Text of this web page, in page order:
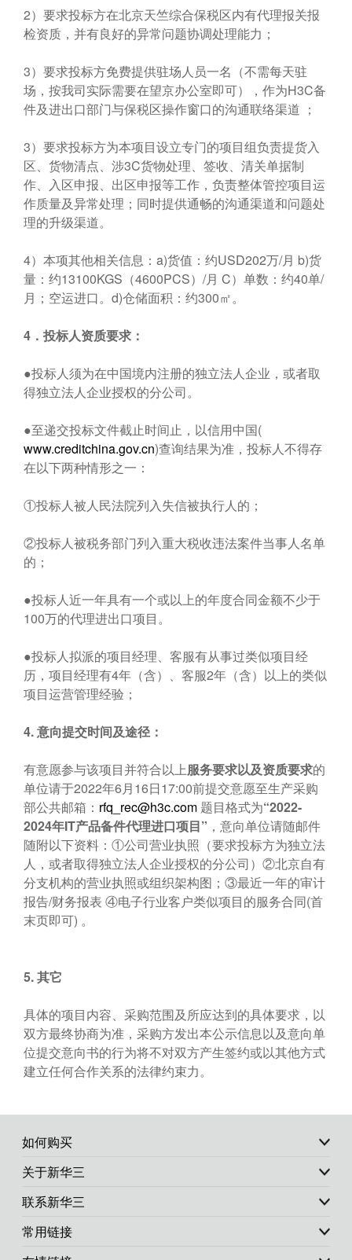
2）要求投标方在北京天竺综合保税区内有代理报关报
检资质，并有良好的异常问题协调处理能力；
3）要求投标方免费提供驻场人员一名（不需每天驻
场，按我司实际需要在望京办公室即可），作为H3C备
件及进出口部门与保税区操作窗口的沟通联络渠道 ；
3）要求投标方为本项目设立专门的项目组负责提货入
区、货物清点、涉3C货物处理、签收、清关单据制
作、入区申报、出区申报等工作，负责整体管控项目运
作质量及异常处理；同时提供通畅的沟通渠道和问题处
理的升级渠道。
4）本项其他相关信息：a)货值：约USD202万/月 b)货
量：约13100KGS（4600PCS）/月 C）单数：约40单/
月；空运进口。d)仓储面积：约300㎡。
4 ．投标人资质要求：
●投标人须为在中国境内注册的独立法人企业，或者取
得独立法人企业授权的分公司。
●至递交投标文件截止时间止，以信用中国(
www.creditchina.gov.cn)查询结果为准，投标人不得存
在以下两种情形之一：
①投标人被人民法院列入失信被执行人的；
②投标人被税务部门列入重大税收违法案件当事人名单
的；
●投标人近一年具有一个或以上的年度合同金额不少于
100万的代理进出口项目。
●投标人拟派的项目经理、客服有从事过类似项目经
历，项目经理有4年（含）、客服2年（含）以上的类似
项目运营管理经验；
4.意向提交时间及途径：
有意愿参与该项目并符合以上服务要求以及资质要求的
单位请于2022年6月16日17:00前提交意愿至生产采购
部公共邮箱： rfq_rec@h3c.com 题目格式为“2022-
2024年IT产品备件代理进口项目” ，意向单位请随邮件
随附以下资料：①公司营业执照（要求投标方为独立法
人，或者取得独立法人企业授权的分公司）②北京自有
分支机构的营业执照或组织架构图；③最近一年的审计
报告/财务报表 ④电子行业客户类似项目的服务合同(首
末页即可) 。
5.其它
具体的项目内容、采购范围及所应达到的具体要求，以
双方最终协商为准，采购方发出本公示信息以及意向单
位提交意向书的行为将不对双方产生签约或以其他方式
建立任何合作关系的法律约束力。
如何购买
关于新华三
联系新华三
常用链接